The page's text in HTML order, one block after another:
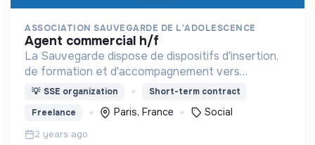
ASSOCIATION SAUVEGARDE DE L'ADOLESCENCE
agent commercial h/f
La Sauvegarde dispose de dispositifs d'insertion,
de formation et d'accompagnement vers
l'autonomie pour des publics variés
💡 SSE organization
Short-term contract
Freelance
Paris, France Social
2 years ago